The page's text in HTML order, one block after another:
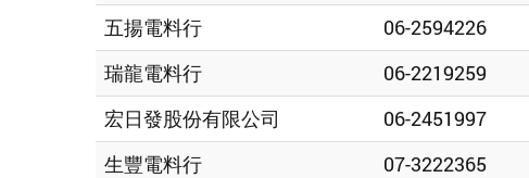
五揚電料行
06-2594226
瑞龍電料行
06-2219259
宏日發股份有限公司
06-2451997
生豐電料行
07-3222365